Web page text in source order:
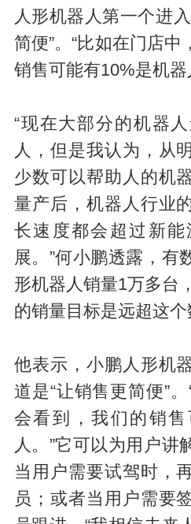
n
d
w
人形机器人第一个进
简便”。“比如在门店
销售可能有10%是机器
“现在大部分的机器
人，但是我认为，从
少数可以帮助人的机
量产后，机器人行业
长速度都会超过新
展。”何小鹏透露，有
形机器人销量1万多台
的销量目标是远超这个
他表示，小鹏人形机
道是“让销售更简便”
会看到，我们的销
人。”它可以为用户讲
当用户需要试驾时，
员；或者当用户需要